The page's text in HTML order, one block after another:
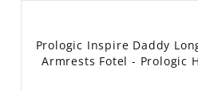
Prologic Inspire Daddy
Armrests Fotel - Prologic